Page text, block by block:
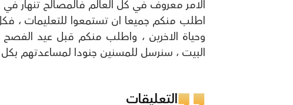
الامر معروف في كل العالم فالمصالح تنهار في
اطلب منكم جميعا ان تستمعوا للتعليمات ،
وحياة الاخرين ، واطلب منكم قبل عيد
البيت ، سنرسل للمسنين جنودا لمساعدتهم
التعليقات